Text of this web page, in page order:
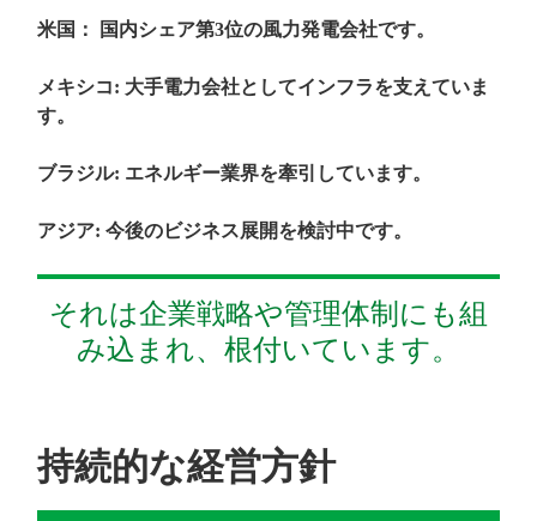
米国： 国内シェア第3位の風力発電会社です。
メキシコ: 大手電力会社としてインフラを支えていま
す。
ブラジル: エネルギー業界を牽引しています。
アジア: 今後のビジネス展開を検討中です。
それは企業戦略や管理体制にも組
み込まれ、根付いています。
持続的な経営方針